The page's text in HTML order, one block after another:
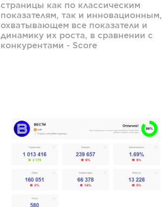
страницы как по классическим
показателям, так и инновационным,
охватывающем все показатели и
динамику их роста, в сравнении с
конкурентами - Score